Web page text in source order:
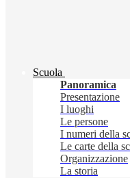
Scuola
Panoramica
Presentazione
I luoghi
Le persone
I numeri della
Le carte della
Organizzazione
La storia